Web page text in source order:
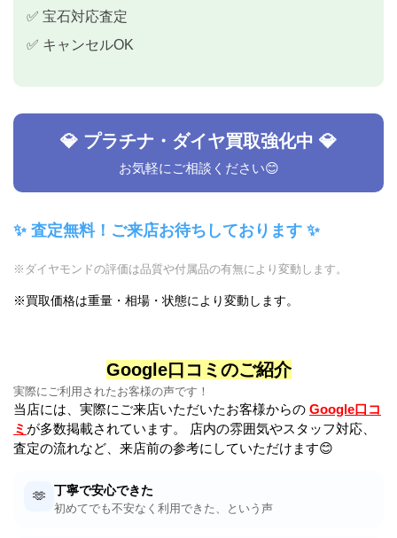
✅ 宝石対応査定
✅ キャンセルOK
💎 プラチナ・ダイヤ買取強化中 💎
お気軽にご相談ください😊
✨ 査定無料！ご来店お待ちしております ✨
※ダイヤモンドの評価は品質や付属品の有無により変動します。
※買取価格は重量・相場・状態により変動します。
Google口コミのご紹介
実際にご利用されたお客様の声です！
当店には、実際にご来店いただいたお客様からの Google口コ
ミ が多数掲載されています。 店内の雰囲気やスタッフ対応、
査定の流れなど、来店前の参考にしていただけます😊
🫶 丁寧で安心できた
初めてでも不安なく利用できた、という声